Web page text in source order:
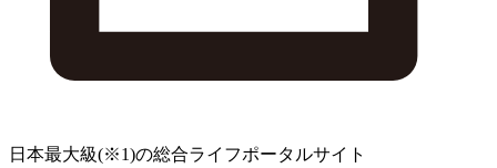
日本最大級(※1)の総合ライフポータルサイト